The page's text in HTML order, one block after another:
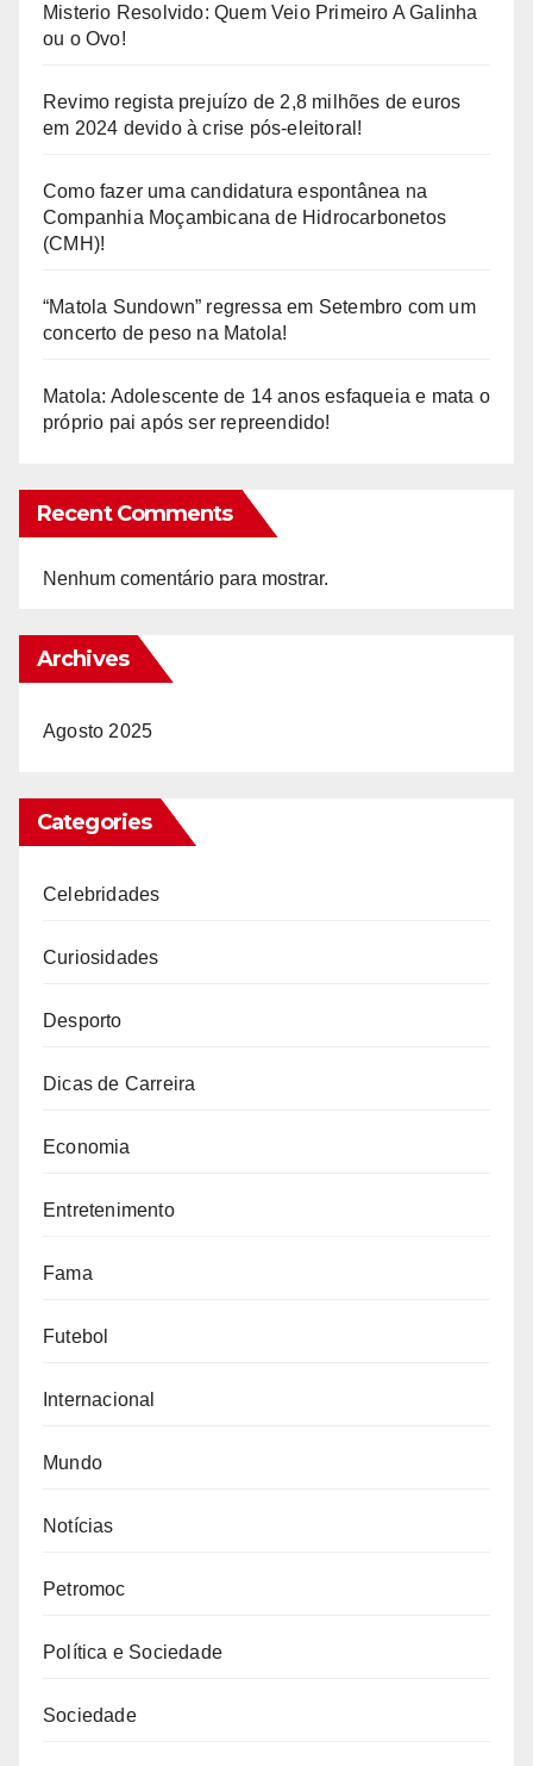
Misterio Resolvido: Quem Veio Primeiro A Galinha
ou o Ovo!
Revimo regista prejuízo de 2,8 milhões de euros
em 2024 devido à crise pós-eleitoral!
Como fazer uma candidatura espontânea na
Companhia Moçambicana de Hidrocarbonetos
(CMH)!
“Matola Sundown” regressa em Setembro com um
concerto de peso na Matola!
Matola: Adolescente de 14 anos esfaqueia e mata o
próprio pai após ser repreendido!
Recent Comments
Nenhum comentário para mostrar.
Archives
Agosto 2025
Categories
Celebridades
Curiosidades
Desporto
Dicas de Carreira
Economia
Entretenimento
Fama
Futebol
Internacional
Mundo
Notícias
Petromoc
Política e Sociedade
Sociedade